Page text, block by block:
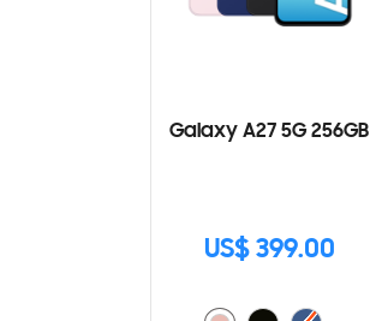
Galaxy A27 5G 256GB
US$ 399.00